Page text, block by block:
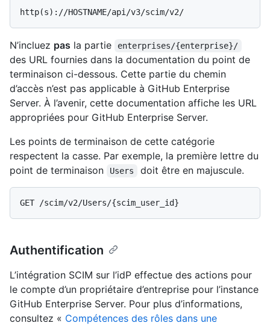
N’incluez pas la partie enterprises/{enterprise}/
des URL fournies dans la documentation du point de
terminaison ci-dessous. Cette partie du chemin
d’accès n’est pas applicable à GitHub Enterprise
Server. À l’avenir, cette documentation affiche les URL
appropriées pour GitHub Enterprise Server.
Les points de terminaison de cette catégorie
respectent la casse. Par exemple, la première lettre du
point de terminaison
Users doit être en majuscule.
Authentification
L’intégration SCIM sur l’idP effectue des actions pour
le compte d’un propriétaire d’entreprise pour l’instance
GitHub Enterprise Server. Pour plus d’informations,
consultez « Compétences des rôles dans une